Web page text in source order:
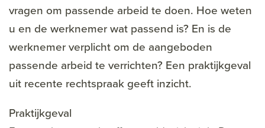
vragen om passende arbeid te doen. Hoe weten
u en de werknemer wat passend is? En is de
werknemer verplicht om de aangeboden
passende arbeid te verrichten? Een praktijkgeval
uit recente rechtspraak geeft inzicht.
Praktijkgeval